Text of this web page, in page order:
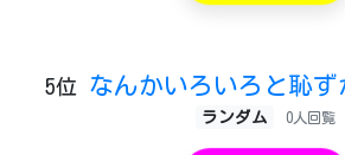
5位 なんかいろいろと恥ず
ランダム 0人回覧